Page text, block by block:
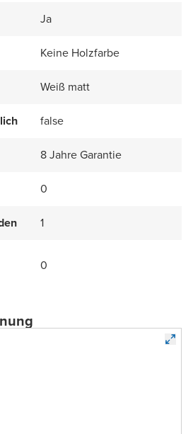
Ja
Keine Holzfarbe
Weiß matt
false
8 Jahre Garantie
0
1
0